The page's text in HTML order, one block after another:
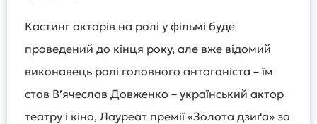
Кастинг акторів на ролі у фільмі буде
проведений до кінця року, але вже відомий
виконавець ролі головного антагоніста – їм
став В’ячеслав Довженко – український актор
театру і кіно, Лауреат премії «Золота дзиґа» за